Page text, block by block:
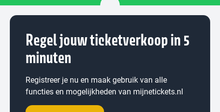
Regel jouw ticketverkoop in 5
minuten
Registreer je nu en maak gebruik van alle
functies en mogelijkheden van mijnetickets.nl